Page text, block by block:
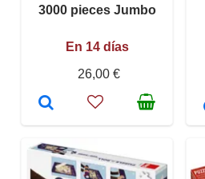
3000 pieces Jumbo
En 14 días
26,00 €